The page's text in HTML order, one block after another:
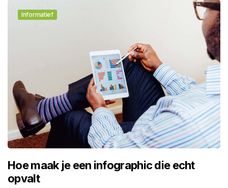
Informatief
Hoe maak je een infographic die echt
opvalt